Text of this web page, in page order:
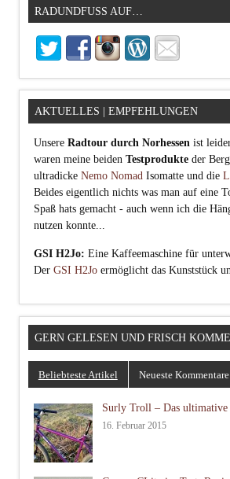
RADUNDFUSS AUF…
AKTUELLES | EMPFEHLUNGEN
Unsere Radtour durch Norhessen ist
waren meine beiden Testprodukte der
ultradicke Nemo Nomad Isomatte und die
Beides eigentlich nichts was man auf eine
Spaß hats gemacht - auch wenn ich die
nutzen konnte...
GSI H2Jo: Eine Kaffeemaschine für
Der GSI H2Jo ermöglicht das Kunststück
GERN GELESEN UND FRISCH
Beliebteste Artikel Neueste Kommentare
Surly Troll – Das ultimative
16. Februar 2015